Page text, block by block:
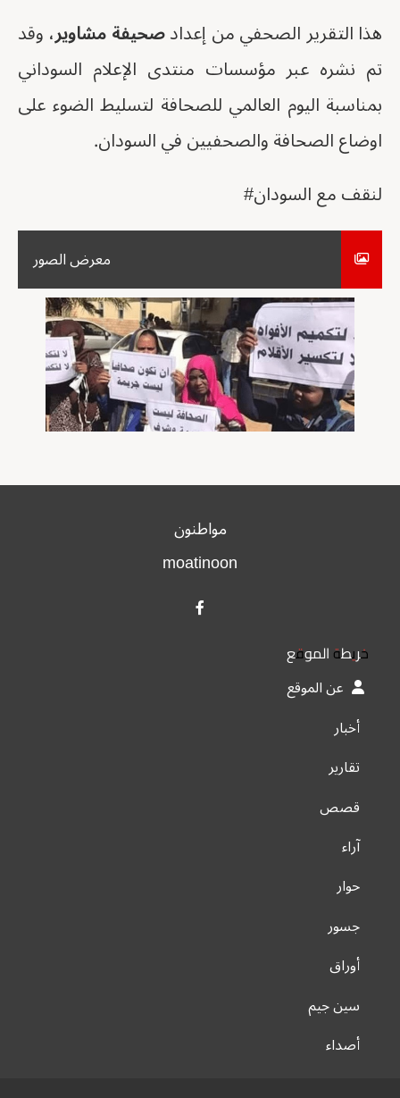
هذا التقرير الصحفي من إعدادصحيفة مشاوير، وقد
تم نشره عبر مؤسسات منتدى الإعلام السوداني
بمناسبة اليوم العالمي للصحافة لتسليط الضوء على
اوضاع الصحافة والصحفيين في السودان.
لنقف مع السودان#
معرض الصور
مواطنون
moatinoon
خريطة الموقع
عن الموقع
أخبار
تقارير
قصص
آراء
حوار
جسور
أوراق
سين جيم
أصداء